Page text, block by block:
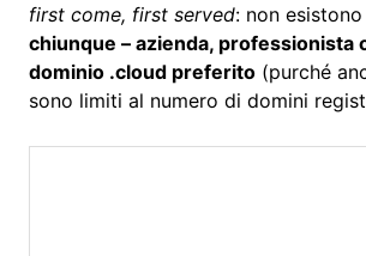
first come, first served: non
chiunque – azienda,
dominio .cloud preferito (purché
sono limiti al numero di domini